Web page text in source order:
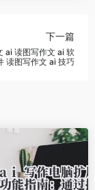
下一篇
ai 读图写作文 ai 软
读图写作文 ai 技巧